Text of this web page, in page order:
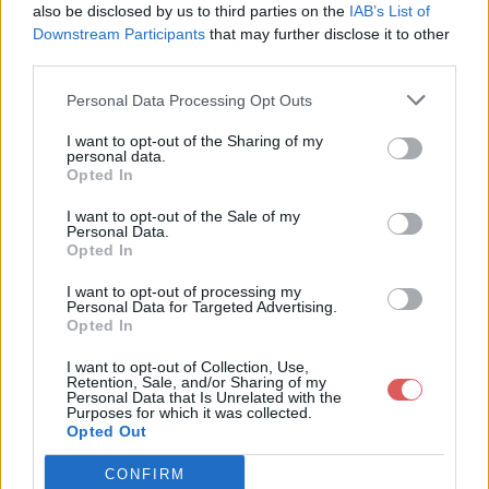
also be disclosed by us to third parties on the IAB’s List of
Downstream Participants that may further disclose it to other
Personal Data Processing Opt Outs
I want to opt-out of the Sharing of my
personal data.
Opted In
I want to opt-out of the Sale of my
Personal Data.
Opted In
I want to opt-out of processing my
Personal Data for Targeted Advertising.
Opted In
I want to opt-out of Collection, Use,
Retention, Sale, and/or Sharing of my
Personal Data that Is Unrelated with the
Purposes for which it was collected.
Opted Out
CONFIRM
Partager le fichier 127_0_0_1.sql
sur le Web et les réseaux
sociaux:
Télécharger le fichier 127_0_0_1.
sql